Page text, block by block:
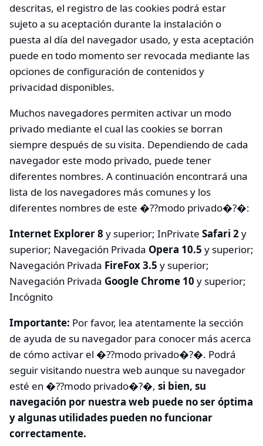
descritas, el registro de las cookies podrá estar
sujeto a su aceptación durante la instalación o
puesta al día del navegador usado, y esta aceptación
puede en todo momento ser revocada mediante las
opciones de configuración de contenidos y
privacidad disponibles.
Muchos navegadores permiten activar un modo
privado mediante el cual las cookies se borran
siempre después de su visita. Dependiendo de cada
navegador este modo privado, puede tener
diferentes nombres. A continuación encontrará una
lista de los navegadores más comunes y los
diferentes nombres de este �??modo privado�?�:
Internet Explorer 8 y superior; InPrivate Safari 2y
superior; Navegación Privada Opera 10.5 y superior;
Navegación Privada FireFox 3.5 y superior;
Navegación Privada Google Chrome 10 y superior;
Incógnito
Importante: Por favor, lea atentamente la sección
de ayuda de su navegador para conocer más acerca
de cómo activar el �??modo privado�?�. Podrá
seguir visitando nuestra web aunque su navegador
esté en �??modo privado�?�, si bien, su
navegación por nuestra web puede no ser óptima
y algunas utilidades pueden no funcionar
correctamente.